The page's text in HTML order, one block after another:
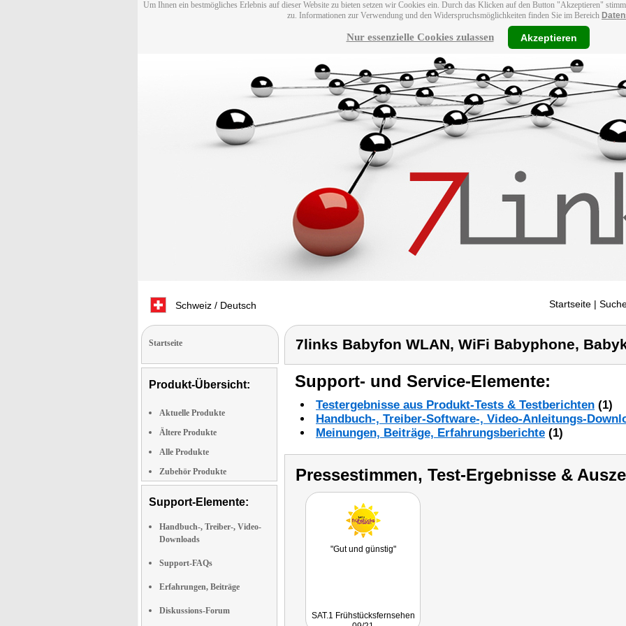
Um Ihnen ein bestmögliches Erlebnis auf dieser Website zu bieten setzen wir Cookies ein. Durch das Klicken auf den Button "Akzeptieren"
zu. Informationen zur Verwendung und den Widerspruchsmöglichkeiten finden Sie im Bereich
Nur essenzielle Cookies zulassen Akzeptieren
Schweiz / Deutsch Startseite |
Startseite
Produkt-Übersicht:
Aktuelle Produkte
Ältere Produkte
Alle Produkte
Zubehör Produkte
Support-Elemente:
Handbuch-, Treiber-, Video-
Downloads
Support-FAQs
Erfahrungen, Beiträge
Diskussions-Forum
7links Babyfon WLAN, WiFi Babyphone,
Support- und Service-Elemente:
Testergebnisse aus Produkt-Tests & Testberichten (1)
Handbuch-, Treiber-Software-, Video-Anleitungs-
Meinungen, Beiträge, Erfahrungsberichte (1)
Pressestimmen, Test-Ergebnisse &
"Gut und günstig"
SAT.1 Frühstücksfernsehen